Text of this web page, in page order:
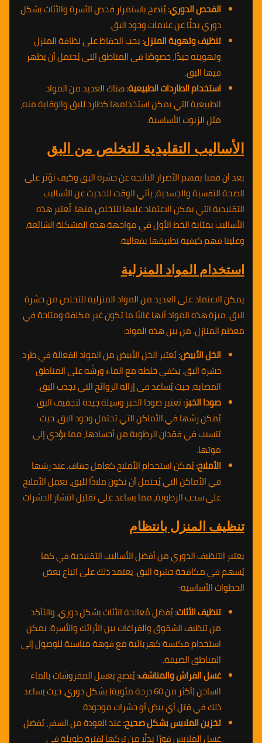
الفحص الدوري:يُنصح باستمرار فحص الأسرة والأثاث بشكل
دوري بحثًا عن علامات وجود البق.
تنظيف وتهوية المنزل:يجب الحفاظ على نظافة المنزل
وتهويته جيدًا، خصوصًا في المناطق التي يُحتمل أن يظهر
فيها البق.
استخدام الطاردات الطبيعية:هناك العديد من المواد
الطبيعية التي يمكن استخدامها كطارد للبق والوقاية منه،
مثل الزيوت الأساسية.
الأساليب التقليدية للتخلص من البق
بعد أن قمنا بفهم الأضرار الناتجة عن حشرة البق وكيف تؤثر على
الصحة النفسية والجسدية، يأتي الوقت للحديث عن الأساليب
التقليدية التي يمكن الاعتماد عليها للتخلص منها. تُعتبر هذه
الأساليب بمثابة الخط الأول في مواجهة هذه المشكلة الشائعة،
وعلينا فهم كيفية تطبيقها بفعالية.
استخدام المواد المنزلية
يمكن الاعتماد على العديد من المواد المنزلية للتخلص من حشرة
البق. ميزة هذه المواد أنها غالبًا ما تكون غير مكلفة ومتاحة في
معظم المنازل. من بين هذه المواد:
الخل الأبيض:يُعتبر الخل الأبيض من المواد الفعالة في طرد
حشرة البق. يكفي خلطه مع الماء ورشّه على المناطق
المصابة، حيث يُساعد في إزالة الروائح التي تجذب البق.
صودا الخبز:تعتبر صودا الخبز وسيلة جيدة لتجفيف البق.
يُمكن رشها في الأماكن التي تحتمل وجود البق، حيث
تتسبب في فقدان الرطوبة من أجسادها، مما يؤدي إلى
موتها.
الأملاح:يُمكن استخدام الأملاح كعامل جفاف. عند رشها
في الأماكن التي يُحتمل أن تكون ملاذًا للبق، تعمل الأملاح
على سحب الرطوبة، مما يساعد على تقليل انتشار الحشرات.
تنظيف المنزل بانتظام
يعتبر التنظيف الدوري من أفضل الأساليب التقليدية في كما
يُسهم في مكافحة حشرة البق. يعتمد ذلك على اتباع بعض
الخطوات الأساسية:
تنظيف الأثاث:يُفضل مُعالجة الأثاث بشكل دوري، والتأكد
من تنظيف الشقوق والفراغات بين الأرائك والأسرة. يمكن
استخدام مكنسة كهربائية مع فوهة مناسبة للوصول إلى
المناطق الضيقة.
غسل الفراش والمناشف:يُنصح بغسل المفروشات بالماء
الساخن (أكثر من 60 درجة مئوية) بشكل دوري، حيث يساعد
ذلك في قتل أي بيض أو حشرات موجودة.
تخزين الملابس بشكل صحيح:عند العودة من السفر، يُفضل
غسل الملابس فورًا بدلًا من تركها لفترة طويلة في